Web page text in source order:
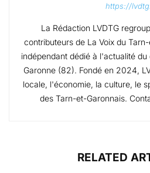
https://
La Rédaction LVDTG
contributeurs de La Voix du
indépendant dédié à l'actualité
Garonne (82). Fondé en 2024,
locale, l'économie, la culture, le
des Tarn-et-Garonnais.
RELATED